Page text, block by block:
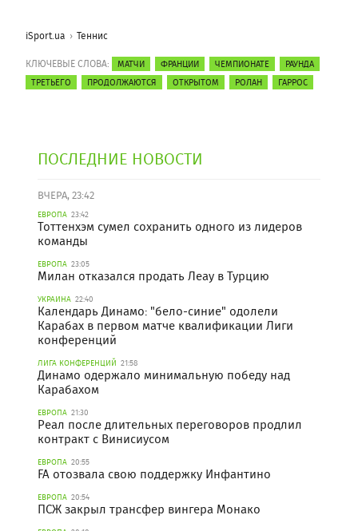
iSport.ua Теннис
КЛЮЧЕВЫЕ СЛОВА: МАТЧИ ФРАНЦИИ ЧЕМПИОНАТЕ
РАУНДА
ТРЕТЬЕГО
ПРОДОЛЖАЮТСЯ ОТКРЫТОМ РОЛАН ГАРРОС
ПОСЛЕДНИЕ НОВОСТИ
ВЧЕРА, 23:42
ЕВРОПА 23:42
Тоттенхэм сумел сохранить одного из лидеров
команды
ЕВРОПА 23:05
Милан отказался продать Леау в Турцию
УКРАИНА 22:40
Календарь Динамо: "бело-синие" одолели
Карабах в первом матче квалификации Лиги
конференций
ЛИГА КОНФЕРЕНЦИЙ 21:58
Динамо одержало минимальную победу над
Карабахом
ЕВРОПА 21:30
Реал после длительных переговоров продлил
контракт с Винисиусом
ЕВРОПА 20:55
FA отозвала свою поддержку Инфантино
ЕВРОПА 20:54
ПСЖ закрыл трансфер вингера Монако